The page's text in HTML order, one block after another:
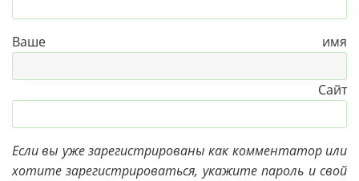
Ваше имя
Сайт
Если вы уже зарегистрированы как комментатор или
хотите зарегистрироваться, укажите пароль и свой